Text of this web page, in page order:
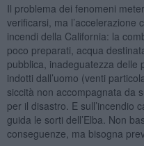
Il problema dei fenomeni
verificarsi, ma l’accelerazione
incendi della California: la
poco preparati, acqua
pubblica, inadeguatezza delle
indotti dall’uomo (venti
siccità non accompagnata da
per il disastro. E sull’incendio
guida le sorti dell’Elba. Non
conseguenze, ma bisogna